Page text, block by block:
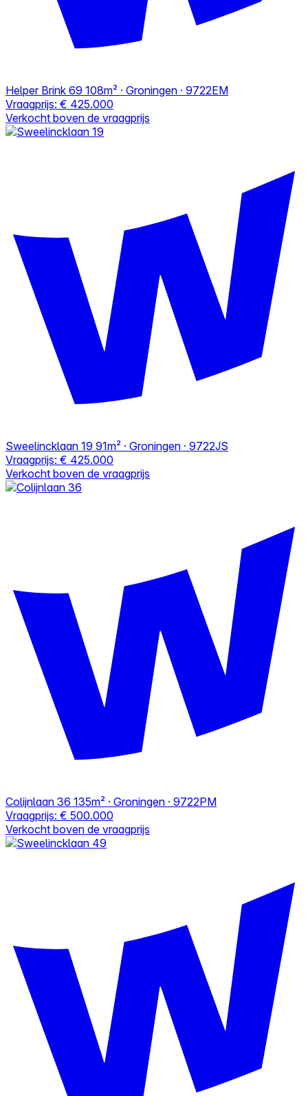
Helper Brink 69 108m² · Groningen · 9722EM
Vraagprijs: € 425.000
Verkocht boven de vraagprijs
Sweelincklaan 19 91m² · Groningen · 9722JS
Vraagprijs: € 425.000
Verkocht boven de vraagprijs
Colijnlaan 36 135m² · Groningen · 9722PM
Vraagprijs: € 500.000
Verkocht boven de vraagprijs